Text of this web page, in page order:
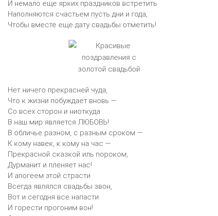
И немало еще ярких праздников встретить
Наполняются счастьем пусть дни и года,
Чтобы вместе еще дату свадьбы отметить!
Нет ничего прекрасней чуда,
Что к жизни побуждает вновь —
Со всех сторон и ниоткуда
В наш мир является ЛЮБОВЬ!
В обличье разном, с разным сроком —
К кому навек, к кому на час —
Прекрасной сказкой иль пороком,
Дурманит и пленяет нас!
И апогеем этой страсти
Всегда являлся свадьбы звон,
Вот и сегодня все напасти
И горести прогоним вон!